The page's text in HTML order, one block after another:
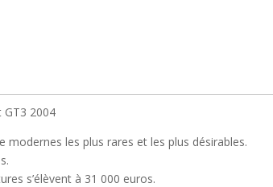
2004
modernes les plus rares et les plus désirables.
s’élèvent à 31 000 euros.